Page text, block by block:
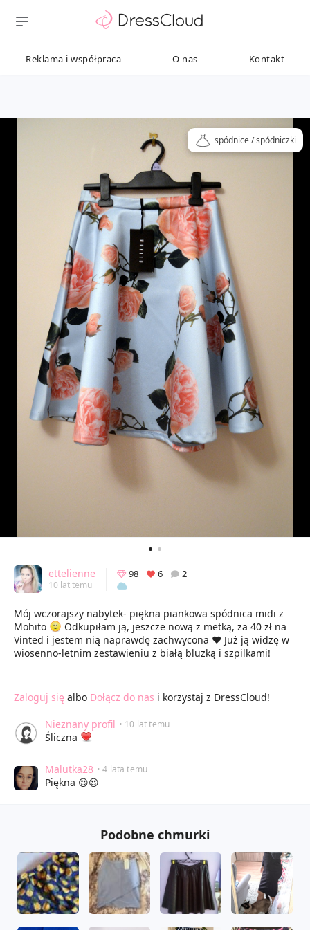
Reklama i współpraca O nas Kontakt
spódnice / spódniczki
ettelienne
10 lat temu
98 6 2
Mój wczorajszy nabytek- piękna piankowa spódnica midi z
Mohito
Odkupiłam ją, jeszcze nową z metką, za 40 zł na
Vinted i jestem nią naprawdę zachwycona ♥ Już ją widzę w
wiosenno-letnim zestawieniu z białą bluzką i szpilkami!
Zaloguj się albo Dołącz do nas i korzystaj z DressCloud!
Nieznany profil • 10 lat temu
Śliczna
Malutka28 • 4 lata temu
Piękna 😍😍
Podobne chmurki